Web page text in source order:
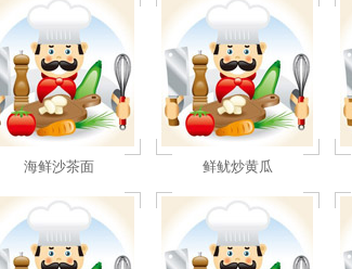
海鲜沙茶面 鲜鱿炒黄瓜